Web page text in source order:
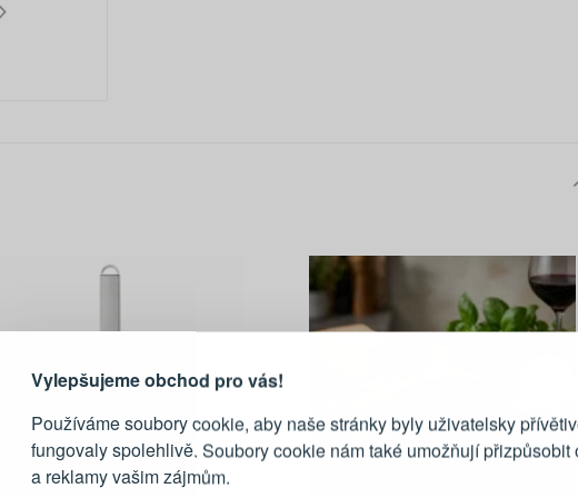
Vylepšujeme obchod pro vás!
Používáme soubory cookie, aby naše stránky byly uživatelsky
fungovaly spolehlivě. Soubory cookie nám také umožňují přizpůsobit
a reklamy vašim zájmům.
vytvořit účet
PŘIHLÁŠENÍ
Emailová adresa